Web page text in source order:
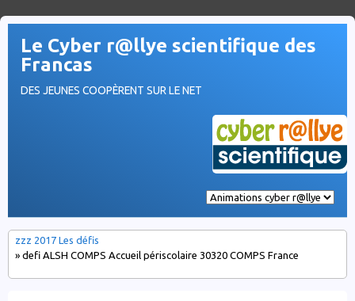
Le Cyber r@llye scientifique des
Francas
DES JEUNES COOPÈRENT SUR LE NET
zzz 2017 Les défis
» defi ALSH COMPS Accueil périscolaire 30320 COMPS France